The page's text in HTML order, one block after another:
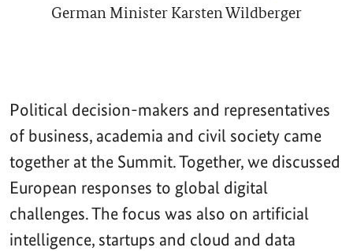
German Minister Karsten Wildberger
Political decision-makers and representatives
of business, academia and civil society came
together at the Summit. Together, we discussed
European responses to global digital
challenges. The focus was also on artificial
intelligence, startups and cloud and data